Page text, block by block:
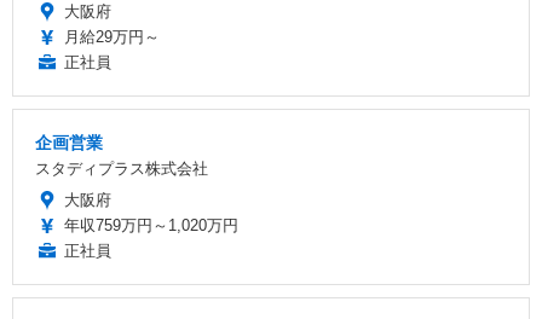
大阪府
月給29万円～
正社員
企画営業
スタディプラス株式会社
大阪府
年収759万円～1,020万円
正社員